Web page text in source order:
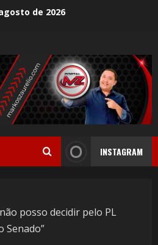
de 2026
INSTAGRAM
posso decidir pelo PL
Senado”